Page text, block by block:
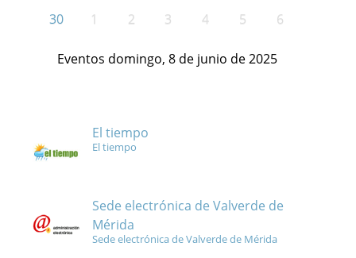
30
1 2 3 4 5 6
Eventos domingo, 8 de junio de 2025
El tiempo
El tiempo
Sede electrónica de Valverde de
Mérida
Sede electrónica de Valverde de Mérida